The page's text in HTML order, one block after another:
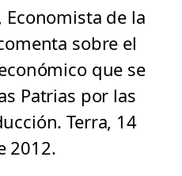
Economista de la
sobre el
que se
Patrias por las
Terra, 14
2012.